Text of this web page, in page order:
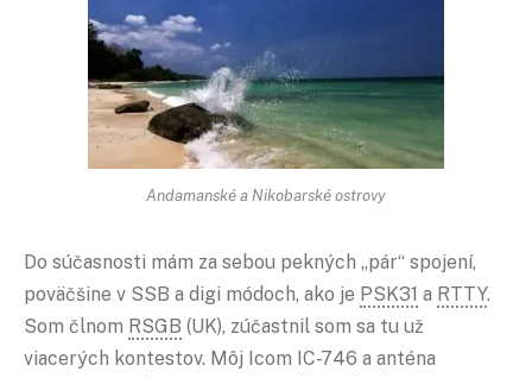
Andamanské a Nikobarské ostrovy
Do súčasnosti mám za sebou pekných „pár“ spojení,
poväčšine v SSB a digi módoch, ako je PSK31 a RTTY.
Som člnom RSGB (UK), zúčastnil som sa tu už
viacerých kontestov. Môj Icom IC-746 a anténa